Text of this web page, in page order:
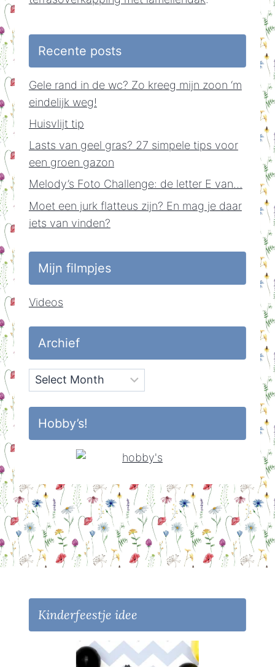
Recente posts
Gele rand in de wc? Zo kreeg mijn zoon ‘m
eindelijk weg!
Huisvlijt tip
Lasts van geel gras? 27 simpele tips voor
een groen gazon
Melody’s Foto Challenge: de letter E van…
Moet een jurk flatteus zijn? En mag je daar
iets van vinden?
Mijn filmpjes
Videos
Archief
Archief
Hobby’s!
Kinderfeestje idee